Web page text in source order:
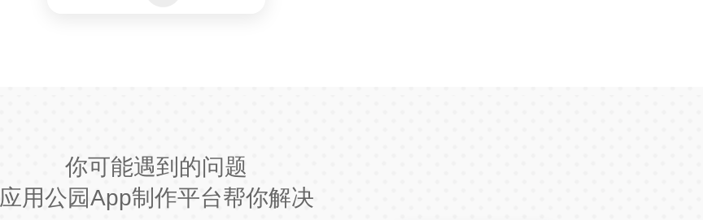
你可能遇到的问题
应用公园App制作平台帮你解决